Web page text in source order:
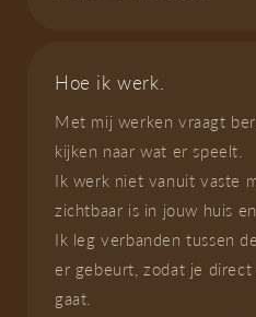
Hoe ik werk.
Met mij werken vraagt
kijken naar wat er speelt.
Ik werk niet vanuit vaste
zichtbaar is in jouw huis
Ik leg verbanden tussen
er gebeurt, zodat je
gaat.